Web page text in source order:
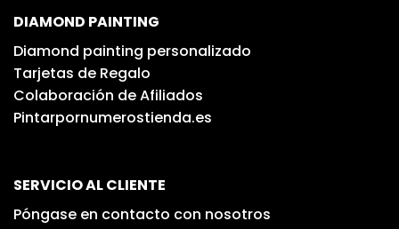
DIAMOND PAINTING
Diamond painting personalizado
Tarjetas de Regalo
Colaboración de Afiliados
Pintarpornumerostienda.es
SERVICIO AL CLIENTE
Póngase en contacto con nosotros